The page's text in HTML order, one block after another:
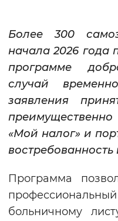
Воспроизвести
Более 300
начала 2026 года
программе
случай
заявления
«Мой налог» и
Программа
больничному